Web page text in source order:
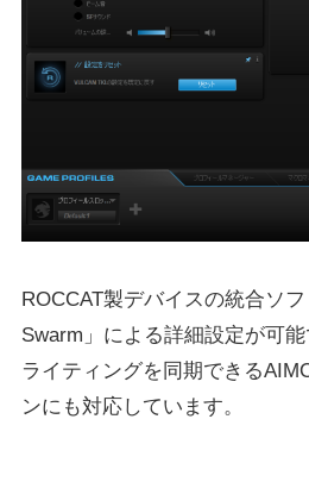
ROCCAT製デバイスの統合ソ
Swarm」による詳細設定が可
ライティングを同期できる
ンにも対応しています。